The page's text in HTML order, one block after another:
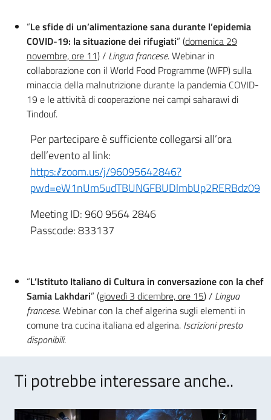
“Le sfide di un’alimentazione sana durante l’epidemia
COVID-19: la situazione dei rifugiati” (domenica 29
novembre, ore 11) / Lingua francese. Webinar in
collaborazione con il World Food Programme (WFP) sulla
minaccia della malnutrizione durante la pandemia COVID-
19 e le attività di cooperazione nei campi saharawi di
Tindouf.
Per partecipare è sufficiente collegarsi all’ora
dell’evento al link:
https://zoom.us/j/96095642846?
pwd=eW1nUm5udTBUNGFBUDlmbUp2RERBdz09
Meeting ID: 960 9564 2846
Passcode: 833137
“L’Istituto Italiano di Cultura in conversazione con la chef
Samia Lakhdari” (giovedì 3 dicembre, ore 15) / Lingua
francese. Webinar con la chef algerina sugli elementi in
comune tra cucina italiana ed algerina. Iscrizioni presto
disponibili.
Ti potrebbe interessare anche..